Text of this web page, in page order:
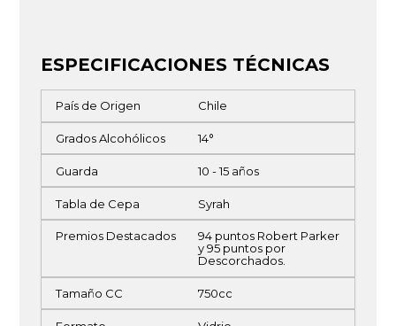
ESPECIFICACIONES TÉCNICAS
País de Origen Chile
Grados Alcohólicos 14°
Guarda 10 - 15 años
Tabla de Cepa Syrah
Premios Destacados
94 puntos Robert Parker
y 95 puntos por
Descorchados.
Tamaño CC 750cc